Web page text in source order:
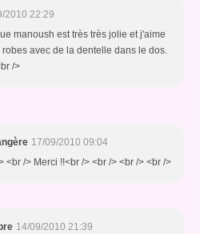
2010 22:29
manoush est très très jolie et j'aime
avec de la dentelle dans le dos.
/>
17/09/2010 09:04
<br /> Merci !!<br /> <br /> <br /> <br />
14/09/2010 21:39